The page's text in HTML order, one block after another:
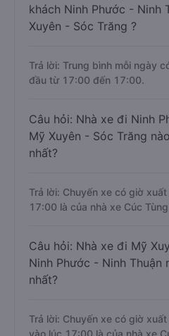
khách Ninh Phước - Ninh
Xuyên - Sóc Trăng ?
Trả lời: Trung bình mỗi ngày
đầu từ 17:00 đến 17:00.
Câu hỏi: Nhà xe đi Ninh
Mỹ Xuyên - Sóc Trăng
nhất?
Trả lời: Chuyến xe có giờ
17:00 là của nhà xe Cúc
Câu hỏi: Nhà xe đi Mỹ
Ninh Phước - Ninh Thuận
nhất?
Trả lời: Chuyến xe có giờ
vào lúc 17:00 là của nhà xe